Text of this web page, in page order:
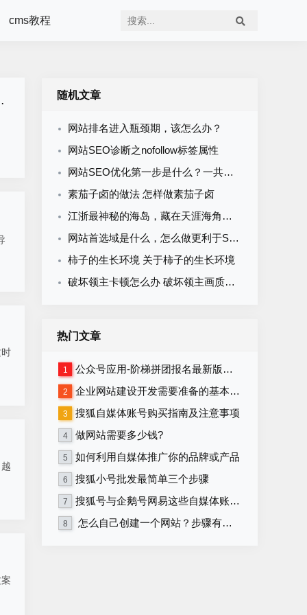
cms教程
随机文章
网站排名进入瓶颈期，该怎么办？
网站SEO诊断之nofollow标签属性
网站SEO优化第一步是什么？一共分几步？
素茄子卤的做法 怎样做素茄子卤
江浙最神秘的海岛，藏在天涯海角的尽头
网站首选域是什么，怎么做更利于SEO的设置要素
柿子的生长环境 关于柿子的生长环境
破坏领主卡顿怎么办 破坏领主画质优化方法介绍_网
热门文章
1 公众号应用-阶梯拼团报名最新版本源码程序
2 企业网站建设开发需要准备的基本资料
3 搜狐自媒体账号购买指南及注意事项
4 做网站需要多少钱?
5 如何利用自媒体推广你的品牌或产品
6 搜狐小号批发最简单三个步骤
7 搜狐号与企鹅号网易这些自媒体账号在哪里购买？
8 怎么自己创建一个网站？步骤有哪些？